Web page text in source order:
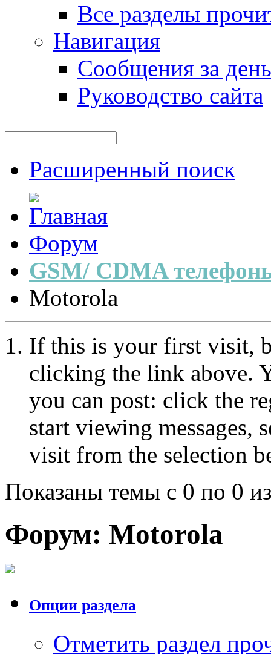
Все разделы
Навигация
Сообщения за день
Руководство сайта
Расширенный поиск
Форум
GSM/ CDMA
Motorola
If this is your first visit,
clicking the link above.
you can post: click the
start viewing messages,
visit from the selection
Показаны темы с 0 по 0
Форум: Motorola
Опции раздела
Отметить раздел